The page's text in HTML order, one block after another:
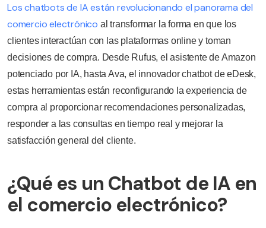
Los chatbots de IA están revolucionando el panorama del
comercio electrónico al transformar la forma en que los
clientes interactúan con las plataformas online y toman
decisiones de compra. Desde Rufus, el asistente de Amazon
potenciado por IA, hasta Ava, el innovador chatbot de eDesk,
estas herramientas están reconfigurando la experiencia de
compra al proporcionar recomendaciones personalizadas,
responder a las consultas en tiempo real y mejorar la
satisfacción general del cliente.
¿Qué es un Chatbot de IA en
el comercio electrónico?